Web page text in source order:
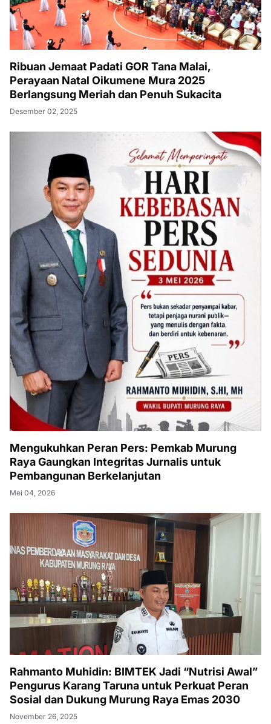
Ribuan Jemaat Padati GOR Tana Malai,
Perayaan Natal Oikumene Mura 2025
Berlangsung Meriah dan Penuh Sukacita
Desember 02, 2025
Mengukuhkan Peran Pers: Pemkab Murung
Raya Gaungkan Integritas Jurnalis untuk
Pembangunan Berkelanjutan
Mei 04, 2026
Rahmanto Muhidin: BIMTEK Jadi “Nutrisi Awal”
Pengurus Karang Taruna untuk Perkuat Peran
Sosial dan Dukung Murung Raya Emas 2030
November 26, 2025